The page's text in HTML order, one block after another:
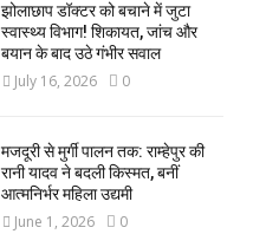
झोलाछाप डॉक्टर को बचाने में जुटा
स्वास्थ्य विभाग! शिकायत, जांच और
बयान के बाद उठे गंभीर सवाल
July 16, 2026 0
मजदूरी से मुर्गी पालन तक: राम्हेपुर की
रानी यादव ने बदली किस्मत, बनीं
आत्मनिर्भर महिला उद्यमी
June 1, 2026 0